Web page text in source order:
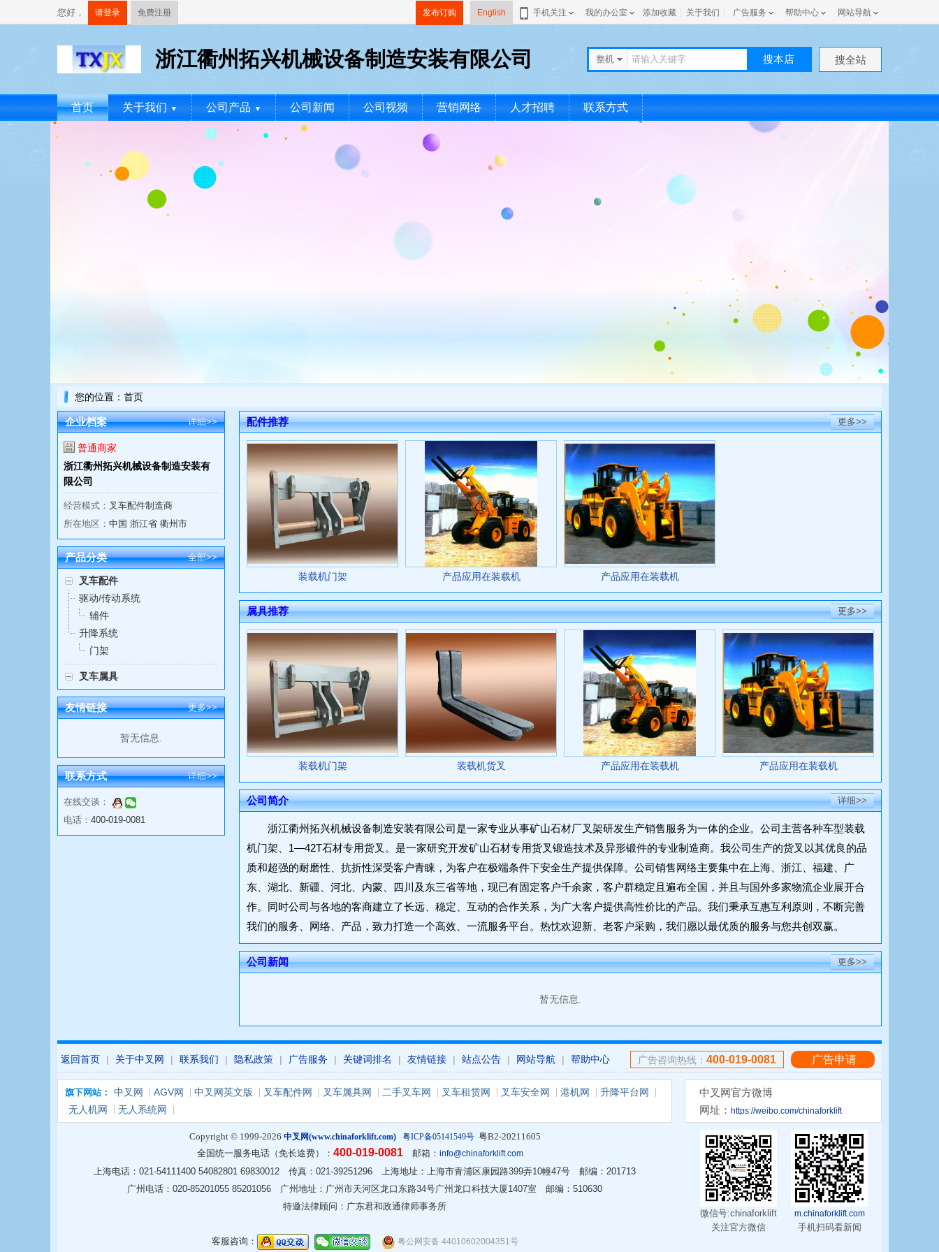
您好， 请登录 免费注册 发布订购 English 手机关注 我的办公室 添加收藏 关于我们 广告服务 帮助中心 网站导航
浙江衢州拓兴机械设备制造安装有限公司 整机 搜本店 搜全站
首页 关于我们 ▼ 公司产品 ▼ 公司新闻 公司视频 营销网络 人才招聘 联系方式
您的位置： 首页
企业档案 详细>>
普通商家
浙江衢州拓兴机械设备制造安装有
限公司
经营模式： 叉车配件制造商
所在地区： 中国 浙江省 衢州市
产品分类 全部>>
叉车配件
驱动/传动系统
辅件
升降系统
门架
叉车属具
友情链接 更多>>
暂无信息.
联系方式 详细>>
在线交谈：
电话： 400-019-0081
配件推荐 更多>>
装载机门架 产品应用在装载机 产品应用在装载机
属具推荐 更多>>
装载机门架 装载机货叉 产品应用在装载机 产品应用在装载机
公司简介 详细>>
浙江衢州拓兴机械设备制造安装有限公司是一家专业从事矿山石材厂叉架研发生产销售服务为一体的企业。公司主营各种车型装载
机门架、1—42T石材专用货叉。是一家研究开发矿山石材专用货叉锻造技术及异形锻件的专业制造商。我公司生产的货叉以其优良的品
质和超强的耐磨性、抗折性深受客户青睐，为客户在极端条件下安全生产提供保障。公司销售网络主要集中在上海、浙江、福建、广
东、湖北、新疆、河北、内蒙、四川及东三省等地，现已有固定客户千余家，客户群稳定且遍布全国，并且与国外多家物流企业展开合
作。同时公司与各地的客商建立了长远、稳定、互动的合作关系，为广大客户提供高性价比的产品。我们秉承互惠互利原则，不断完善
我们的服务、网络、产品，致力打造一个高效、一流服务平台。热忱欢迎新、老客户采购，我们愿以最优质的服务与您共创双赢。
公司新闻 更多>>
暂无信息.
返回首页 | 关于中叉网 | 联系我们 | 隐私政策 | 广告服务 | 关键词排名 | 友情链接 | 站点公告 | 网站导航 | 帮助中心 广告咨询热线： 400-019-0081 广告申请
旗下网站： 中叉网 AGV网 中叉网英文版 叉车配件网 叉车属具网 二手叉车网 叉车租赁网 叉车安全网 港机网
升降平台网
无人机网
无人系统网
中叉网官方微博
网址： https://weibo.com/chinaforklift
Copyright © 1999-2026 中叉网(www.chinaforklift.com) 粤ICP备05141549号粤B2-20211605
全国统一服务电话（免长途费）： 400-019-0081 邮箱： info@chinaforklift.com
上海电话：021-54111400 54082801 69830012 传真：021-39251296 上海地址：上海市青浦区康园路399弄10幢47号 邮编：201713
广州电话：020-85201055 85201056 广州地址：广州市天河区龙口东路34号广州龙口科技大厦1407室 邮编：510630
特邀法律顾问：广东君和政通律师事务所
客服咨询： 粤公网安备 44010602004351号
微信号:chinaforklift
关注官方微信
m.chinaforklift.com
手机扫码看新闻